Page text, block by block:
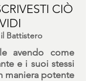
CIÒ
Battistero
avendo come
e i suoi stessi
maniera potente